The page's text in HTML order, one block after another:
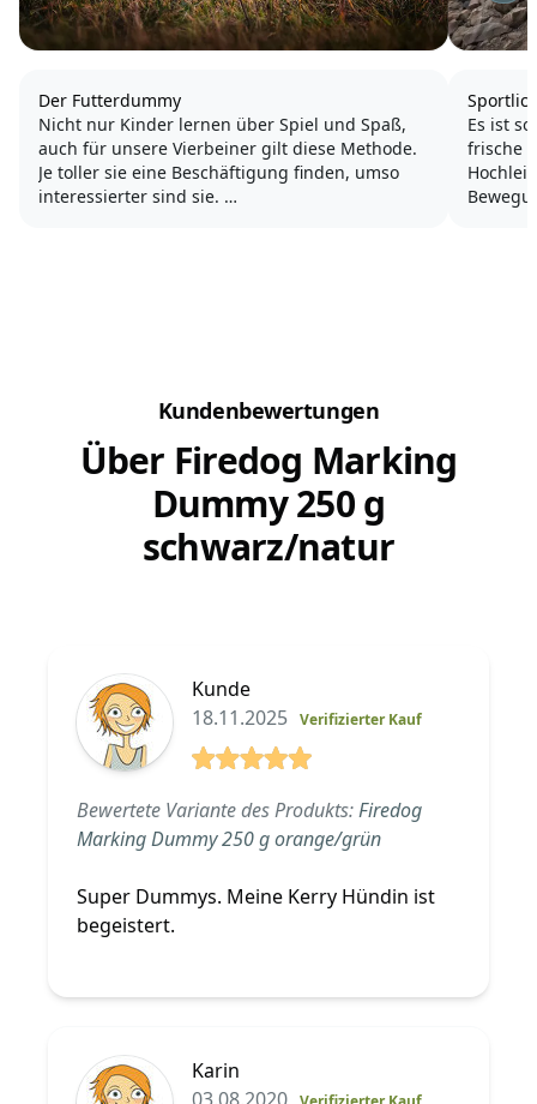
Der Futterdummy
Nicht nur Kinder lernen über Spiel und Spaß,
auch für unsere Vierbeiner gilt diese Methode.
Je toller sie eine Beschäftigung finden, umso
interessierter sind sie.
Es ist
frische
Kundenbewertungen
Über Firedog Marking
Dummy 250 g
schwarz/natur
Kunde
18.11.2025 Verifizierter Kauf
Bewertete Variante des Produkts:Firedog
Marking Dummy 250 g orange/grün
Super Dummys. Meine Kerry Hündin ist
begeistert.
Karin